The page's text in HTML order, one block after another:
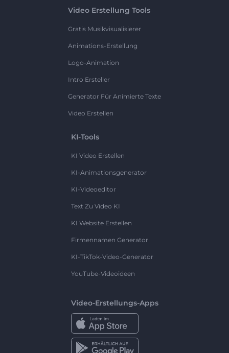
Video Erstellung Tools
Gratis Musikvisualisierer
Animations-Erstellung
Logo-Animation
Intro Ersteller
Generator Für Animierte Texte
Video Erstellen
KI-Tools
KI Video Erstellen
KI-Animationsgenerator
KI-Videoeditor
Text Zu Video KI
KI Website Erstellen
Firmennamen Generator
KI-TikTok-Video-Generator
YouTube-Videoideen
Video-Erstellungs-Apps